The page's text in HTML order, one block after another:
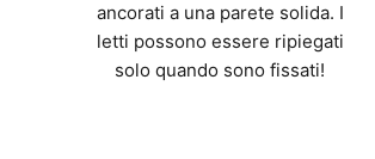
ancorati a una parete solida. I
letti possono essere ripiegati
solo quando sono fissati!